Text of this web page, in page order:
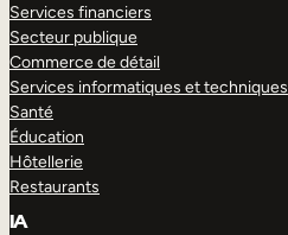
Services financiers
Secteur publique
Commerce de détail
Services informatiques et techniques
Santé
Éducation
Hôtellerie
Restaurants
IA